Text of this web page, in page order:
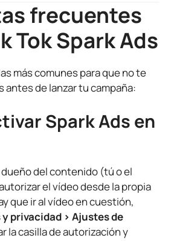
frecuentes
Tok Spark Ads
más comunes para que no te
antes de lanzar tu campaña:
Spark Ads en
del contenido (tú o el
el vídeo desde la propia
que ir al vídeo en cuestión,
privacidad > Ajustes de
la casilla de autorización y